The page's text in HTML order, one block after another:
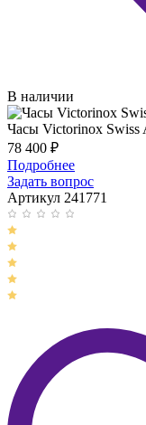
В наличии
Часы Victorinox Swiss
78 400 ₽
Подробнее
Задать вопрос
Артикул 241771